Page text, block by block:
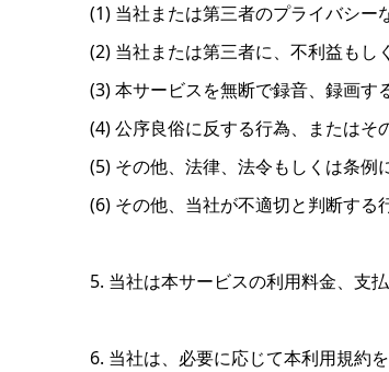
(1) 当社または第三者のプライバシ
(2) 当社または第三者に、不利益も
(3) 本サービスを無断で録音、録画す
(4) 公序良俗に反する行為、またはそ
(5) その他、法律、法令もしくは条
(6) その他、当社が不適切と判断する
5. 当社は本サービスの利用料金、支
6. 当社は、必要に応じて本利用規約